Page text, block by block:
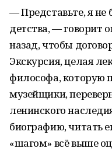
— Представьте, я не
детства, — говорит
назад, чтобы
Экскурсия, целая
философа, которую
музейщики,
ленинского
биографию, читать
«шагом» всё выше